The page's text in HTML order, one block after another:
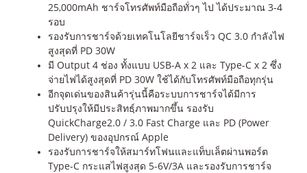
25,000mAh ชาร์จโทรศัพท์มือถือทั่วๆ ไป ได้ประมาณ 3-4
รอบ
รองรับการชาร์จด้วยเทคโนโลยีชาร์จเร็ว QC 3.0 กำลังไฟ
สูงสุดที่ PD 30W
มี Output 4 ช่อง ทั้งแบบ USB-A x 2 และ Type-C x 2 ซึ่ง
จ่ายไฟได้สูงสุดที่ PD 30W ใช้ได้กับโทรศัพท์มือถือทุกรุ่น
อีกจุดเด่นของสินค้ารุ่นนี้คือระบบการชาร์จได้มีการ
ปรับปรุงให้มีประสิทธฺ์ภาพมากขึ้น รองรับ
QuickCharge2.0 / 3.0 Fast Charge และ PD (Power
Delivery) ของอุปกรณ์ Apple
รองรับการชาร์จให้สมาร์ทโฟนและแท็บเล็ตผ่านพอร์ต
Type-C กระแสไฟสูงสุด 5-6V/3A และรองรับการชาร์จ